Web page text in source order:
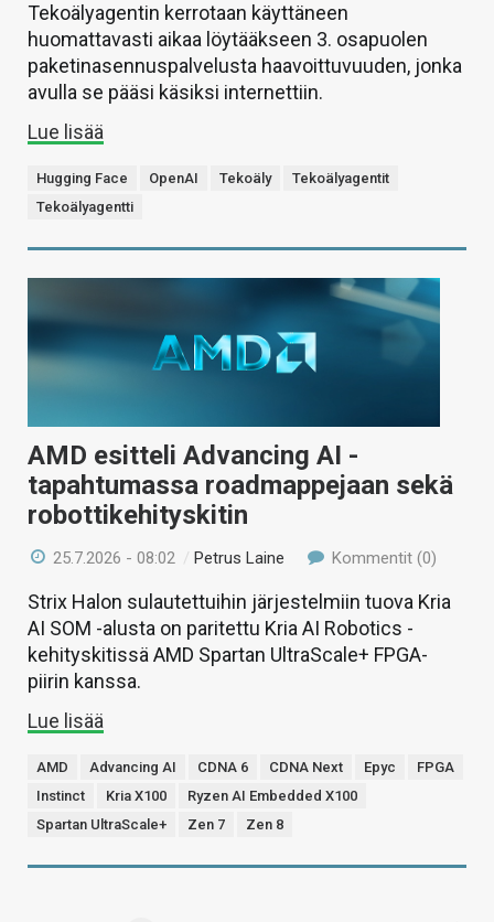
Tekoälyagentin kerrotaan käyttäneen
huomattavasti aikaa löytääkseen 3. osapuolen
paketinasennuspalvelusta haavoittuvuuden, jonka
avulla se pääsi käsiksi internettiin.
Lue lisää
Hugging Face OpenAI Tekoäly
Tekoälyagentit
Tekoälyagentti
AMD esitteli Advancing AI -
tapahtumassa roadmappejaan sekä
robottikehityskitin
25.7.2026 - 08:02 /Petrus Laine Kommentit (0)
Strix Halon sulautettuihin järjestelmiin tuova Kria
AI SOM -alusta on paritettu Kria AI Robotics -
kehityskitissä AMD Spartan UltraScale+ FPGA-
piirin kanssa.
Lue lisää
AMD Advancing AI CDNA 6 CDNA Next Epyc
FPGA
Instinct
Kria X100
Ryzen AI Embedded X100
Spartan UltraScale+
Zen 7 Zen 8